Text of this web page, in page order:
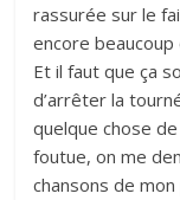
rassurée sur le
encore beaucoup
Et il faut que ça
d’arrêter la
quelque chose
foutue, on me
chansons de